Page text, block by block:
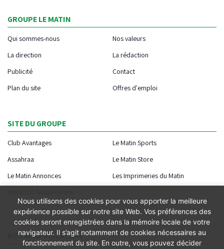
GROUPE LE MATIN
Qui sommes-nous
Nos valeurs
La direction
La rédaction
Publicité
Contact
Plan du site
Offres d'emploi
SITE DU GROUPE
Club Avantages
Le Matin Sports
Assahraa
Le Matin Store
Le Matin Annonces
Les Imprimeries du Matin
NOTRE APPLICATION
Nous utilisons des cookies pour vous apporter la meilleure
expérience possible sur notre site Web. Vos préférences des
cookies seront enregistrées dans la mémoire locale de votre
navigateur. Il s’agit notamment de cookies nécessaires au
fonctionnement du site. En outre, vous pouvez décider